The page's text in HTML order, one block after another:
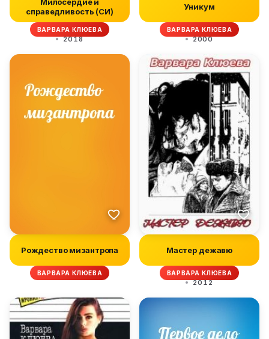
справедливость (СИ)
ВАРВАРА КЛЮЕВА
2018
Уникум
ВАРВАРА КЛЮЕВА
2000
Рождество мизантропа
ВАРВАРА КЛЮЕВА
Мастер дежавю
ВАРВАРА КЛЮЕВА
2012